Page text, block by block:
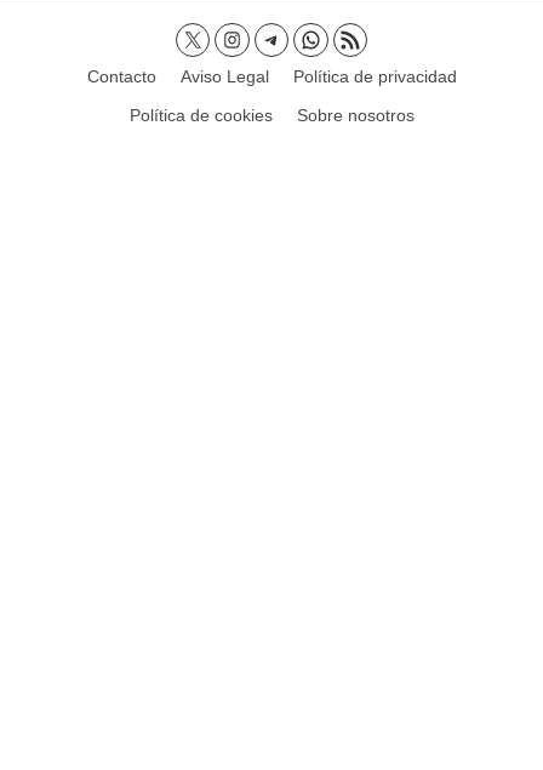
Contacto Aviso Legal
Política de privacidad
Política de cookies
Sobre nosotros